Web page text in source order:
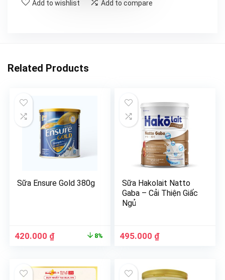
Add to wishlist Add to compare
Related Products
Sữa Ensure Gold 380g
420.000 ₫ 8%
Sữa Hakolait Natto
Gaba – Cải Thiện Giấc
Ngủ
495.000 ₫